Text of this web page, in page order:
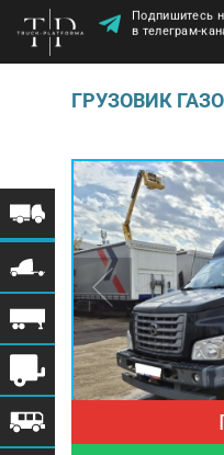
Подпишитесь
в телеграм-
ГРУЗОВИК